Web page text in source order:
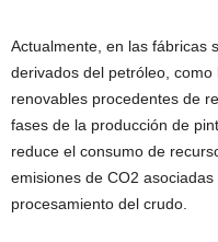
Actualmente, en las fábricas
derivados del petróleo,
renovables procedentes de
fases de la producción de
reduce el consumo de
emisiones de CO2
procesamiento del crudo.